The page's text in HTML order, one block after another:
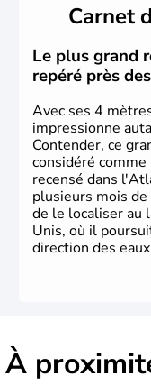
Plusieurs
des européens,
Christophe
britanniques
en 1776 et
La conquête de
phase de
Carnet
Le plus grand
repéré près
Avec ses 4
impressionne
Contender, ce
considéré
recensé dans
plusieurs mois
de le localiser au
Unis, où il
direction des
À